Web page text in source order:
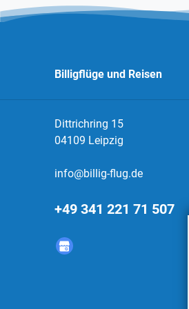
Billigflüge und Reisen
Dittrichring 15
04109 Leipzig
info@billig-flug.de
+49 341 221 71 507